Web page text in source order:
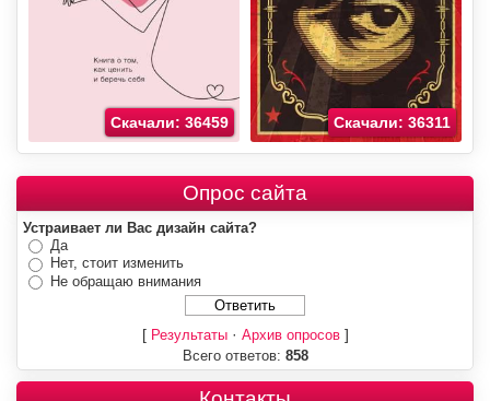
Скачали: 36459 Скачали: 36311
Опрос сайта
Устраивает ли Вас дизайн сайта?
Да
Нет, стоит изменить
Не обращаю внимания
[ Результаты· Архив опросов]
Всего ответов: 858